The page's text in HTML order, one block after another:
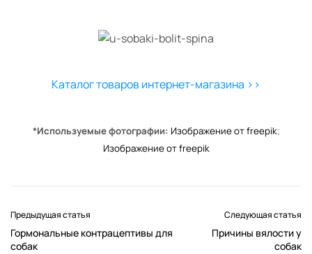
Каталог товаров интернет-магазина >>
*Используемые фотографии: Изображение от freepik;
Изображение от freepik
Предыдущая статья
Гормональные контрацептивы для
собак
Следующая статья
Причины вялости у
собак